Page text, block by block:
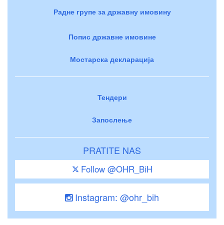
Радне групе за државну имовину
Попис државне имовине
Мостарска декларација
Тендери
Запослење
PRATITE NAS
Follow @OHR_BiH
Instagram: @ohr_bih